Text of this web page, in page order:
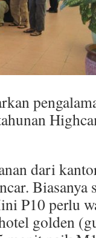
dari
P10 perlu
golden